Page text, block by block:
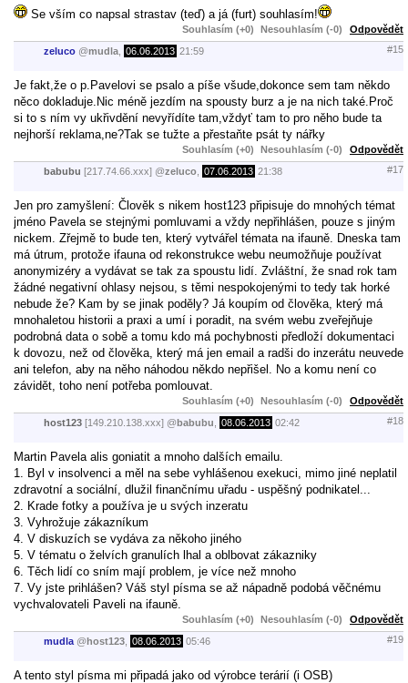
Se vším co napsal strastav (teď) a já (furt) souhlasím!
Souhlasím (+0) Nesouhlasím (-0) Odpovědět
zeluco @mudla 06.06.2013 21:59 #15
Je fakt,že o p.Pavelovi se psalo a píše všude,dokonce sem tam někdo
něco dokladuje.Nic méně jezdím na spousty burz a je na nich také.Proč
si to s ním vy ukřivdění nevyřídíte tam,vždyť tam to pro něho bude ta
nejhorší reklama,ne?Tak se tužte a přestaňte psát ty nářky
Souhlasím (+0) Nesouhlasím (-0) Odpovědět
babubu [217.74.66.xxx] @zeluco 07.06.2013 21:38 #17
Jen pro zamyšlení: Člověk s nikem host123 připisuje do mnohých témat
jméno Pavela se stejnými pomluvami a vždy nepřihlášen, pouze s jiným
nickem. Zřejmě to bude ten, který vytvářel témata na ifauně. Dneska tam
má útrum, protože ifauna od rekonstrukce webu neumožňuje používat
anonymizéry a vydávat se tak za spoustu lidí. Zvláštní, že snad rok tam
žádné negativní ohlasy nejsou, s těmi nespokojenými to tedy tak horké
nebude že? Kam by se jinak poděly? Já koupím od člověka, který má
mnohaletou historii a praxi a umí i poradit, na svém webu zveřejňuje
podrobná data o sobě a tomu kdo má pochybnosti předloží dokumentaci
k dovozu, než od člověka, který má jen email a radši do inzerátu neuvede
ani telefon, aby na něho náhodou někdo nepřišel. No a komu není co
závidět, toho není potřeba pomlouvat.
Souhlasím (+0) Nesouhlasím (-0) Odpovědět
host123 [149.210.138.xxx] @babubu 08.06.2013 02:42 #18
Martin Pavela alis goniatit a mnoho dalších emailu.
1. Byl v insolvenci a měl na sebe vyhlášenou exekuci, mimo jiné neplatil
zdravotní a sociální, dlužil finančnímu uřadu - uspěšný podnikatel...
2. Krade fotky a používa je u svých inzeratu
3. Vyhrožuje zákazníkum
4. V diskuzích se vydáva za někoho jiného
5. V tématu o želvích granulích lhal a oblbovat zákazniky
6. Těch lidí co sním mají problem, je více než mnoho
7. Vy jste prihlášen? Váš styl písma se až nápadně podobá věčnému
vychvalovateli Paveli na ifauně.
Souhlasím (+0) Nesouhlasím (-0) Odpovědět
mudla @host123 08.06.2013 05:46 #19
A tento styl písma mi připadá jako od výrobce terárií (i OSB)